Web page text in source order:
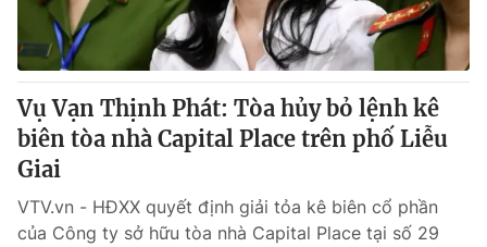
Vụ Vạn Thịnh Phát: Tòa hủy bỏ lệnh kê
biên tòa nhà Capital Place trên phố Liễu
Giai
VTV.vn - HĐXX quyết định giải tỏa kê biên cổ phần
của Công ty sở hữu tòa nhà Capital Place tại số 29